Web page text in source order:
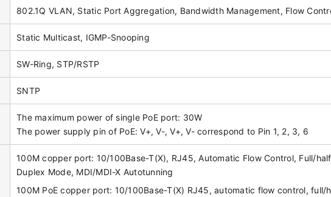
802.1Q VLAN, Static Port Aggregation, Bandwidth Management, Flow
Static Multicast, IGMP-Snooping
SW-Ring, STP/RSTP
SNTP
The maximum power of single PoE port: 30W
The power supply pin of PoE: V+, V-, V+, V- correspond to Pin 1, 2, 3, 6
100M copper port: 10/100Base-T(X), RJ45, Automatic Flow Control, Full/half
Duplex Mode, MDI/MDI-X Autotunning
100M PoE copper port: 10/100Base-T(X) RJ45, automatic flow control, full/